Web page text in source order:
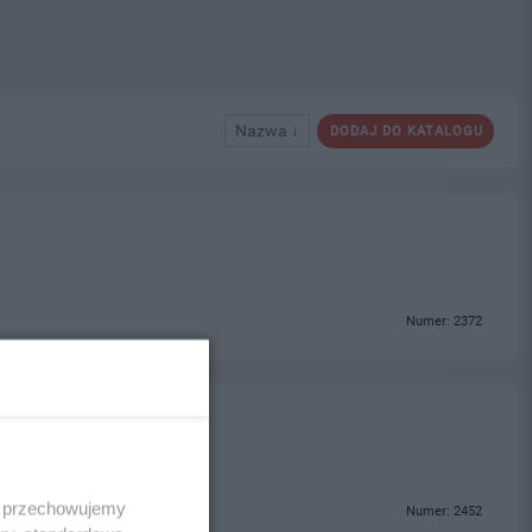
DODAJ DO KATALOGU
Nazwa ↓
Numer: 2372
Numer: 2452